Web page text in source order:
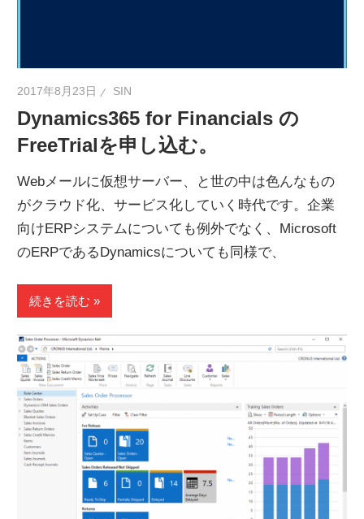
2017年8月23日 SIN
Dynamics365 for Financials の
FreeTrialを申し込む。
Webメールに仮想サーバー、と世の中は色んなもの
がクラウド化、サービス化していく時代です。企業
向けERPシステムについても例外でなく、Microsoft
のERPであるDynamicsについても同様で、
続きを読む